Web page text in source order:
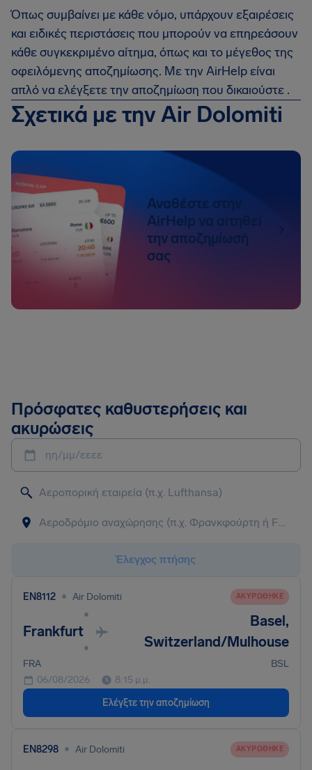
Όπως συμβαίνει με κάθε νόμο, υπάρχουν εξαιρέσεις
και ειδικές περιστάσεις που μπορούν να επηρεάσουν
κάθε συγκεκριμένο αίτημα, όπως και το μέγεθος της
οφειλόμενης αποζημίωσης. Με την AirHelp είναι
απλό να ελέγξετε την αποζημίωση που δικαιούστε .
Σχετικά με την Air Dolomiti
Αναθέστε στην
AirHelp να αιτηθεί
την αποζημίωσή
σας
Πρόσφατες καθυστερήσεις και
ακυρώσεις
ηη/μμ/εεεε
Έλεγχος πτήσης
EN8112 • Air Dolomiti ΑΚΥΡΏΘΗΚΕ
Frankfurt
•
•
Basel,
Switzerland/Mulhouse
FRA
BSL
06/08/2026
8:15 μ.μ.
Ελέγξτε την αποζημίωση
EN8298 • Air Dolomiti ΑΚΥΡΏΘΗΚΕ